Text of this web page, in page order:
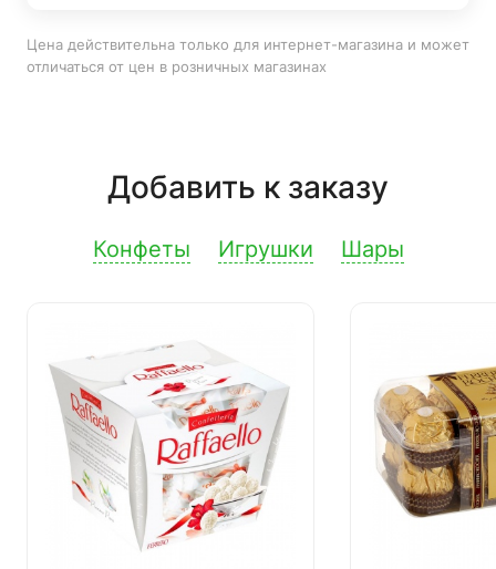
Цена действительна только для интернет-магазина и может
отличаться от цен в розничных магазинах
Добавить к заказу
Конфеты Игрушки Шары